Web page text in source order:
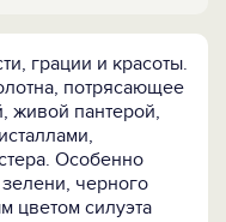
грации и красоты.
потрясающее
живой пантерой,
Особенно
черного
цветом силуэта